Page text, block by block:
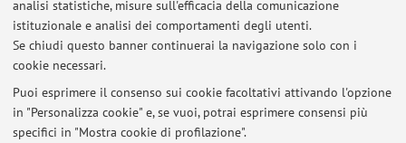
analisi statistiche, misure sull'efficacia della comunicazione
istituzionale e analisi dei comportamenti degli utenti.
Se chiudi questo banner continuerai la navigazione solo con i
cookie necessari.
Puoi esprimere il consenso sui cookie facoltativi attivando l'opzione
in "Personalizza cookie" e, se vuoi, potrai esprimere consensi più
specifici in "Mostra cookie di profilazione".
Ultimi avvisi
Al momento non sono presenti avvisi.